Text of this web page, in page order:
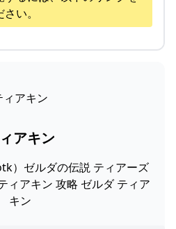
い。
ィアキン
アキン
）ゼルダの伝説 ティアーズ
ィアキン 攻略 ゼルダ ティア
キン